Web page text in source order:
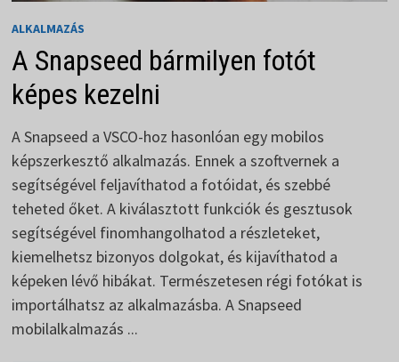
ALKALMAZÁS
A Snapseed bármilyen fotót
képes kezelni
A Snapseed a VSCO-hoz hasonlóan egy mobilos
képszerkesztő alkalmazás. Ennek a szoftvernek a
segítségével feljavíthatod a fotóidat, és szebbé
teheted őket. A kiválasztott funkciók és gesztusok
segítségével finomhangolhatod a részleteket,
kiemelhetsz bizonyos dolgokat, és kijavíthatod a
képeken lévő hibákat. Természetesen régi fotókat is
importálhatsz az alkalmazásba. A Snapseed
mobilalkalmazás ...